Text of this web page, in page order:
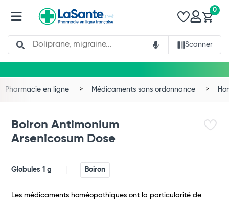
Search
Scanner
0
Pharmacie en ligne Médicaments sans ordonnance
Boiron Antimonium
Arsenicosum Dose
Globules 1 g Boiron
Les médicaments homéopathiques ont la particularité de